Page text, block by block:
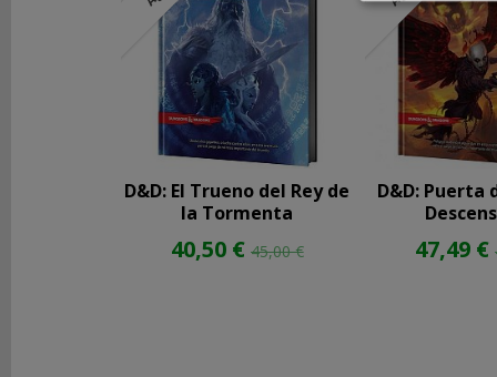
SOCIALES
Instagram
Facebook
D&D: El Trueno del Rey de
la Tormenta
40,50 € 45,00 €
D&D: Puerta
47,49 €